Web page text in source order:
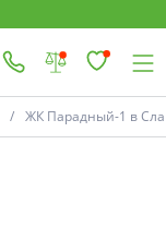
ЖК Парадный-1 в
Комнатность